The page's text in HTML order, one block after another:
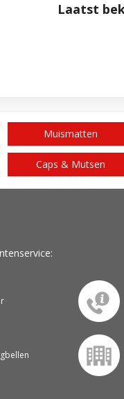
Laatst
Muismatten
Caps & Mutsen